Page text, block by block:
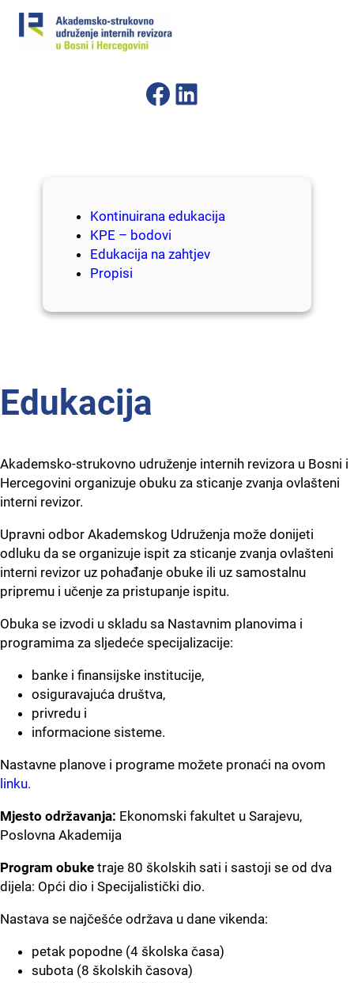
Skip
Facebook LinkedIn
Kontinuirana edukacija
KPE – bodovi
Edukacija na zahtjev
Propisi
Edukacija
Akademsko-strukovno udruženje internih revizora u Bosni i
Hercegovini organizuje obuku za sticanje zvanja ovlašteni
interni revizor.
Upravni odbor Akademskog Udruženja može donijeti
odluku da se organizuje ispit za sticanje zvanja ovlašteni
interni revizor uz pohađanje obuke ili uz samostalnu
pripremu i učenje za pristupanje ispitu.
Obuka se izvodi u skladu sa Nastavnim planovima i
programima za sljedeće specijalizacije:
banke i finansijske institucije,
osiguravajuća društva,
privredu i
informacione sisteme.
Nastavne planove i programe možete pronaći na ovom
linku.
Mjesto održavanja: Ekonomski fakultet u Sarajevu,
Poslovna Akademija
Program obuke traje 80 školskih sati i sastoji se od dva
dijela: Opći dio i Specijalistički dio.
Nastava se najčešće održava u dane vikenda:
petak popodne (4 školska časa)
subota (8 školskih časova)